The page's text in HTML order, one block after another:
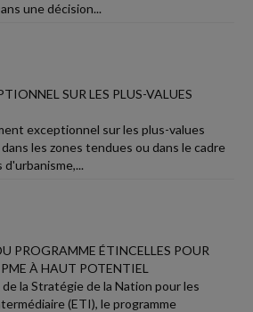
une décision...
SUR LES PLUS-VALUES
exceptionnel sur les plus-values
les zones tendues ou dans le cadre
PROGRAMME ÉTINCELLES POUR
À HAUT POTENTIEL
la Stratégie de la Nation pour les
(ETI), le programme